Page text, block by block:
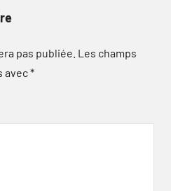
pas publiée. Les champs
avec*